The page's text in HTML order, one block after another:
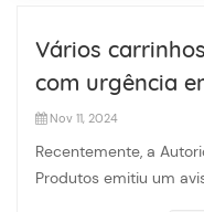
Vários
com urgência
Nov 11, 2024
Recentemente, a
Produtos emitiu um